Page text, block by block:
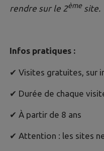
rendre sur le 2èmesite.
Infos pratiques :
✔ Visites gratuites, sur
✔ Durée de chaque
✔ À partir de 8 ans
✔ Attention : les sites